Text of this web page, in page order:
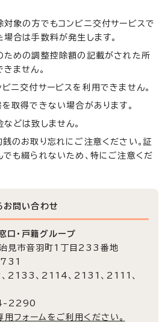
象の方でもコンビニ交付サービスで
合は手数料が発生します。
ための調整控除額の記載がされた所
ません。
ニ交付サービスを利用できません。
取得できない場合があります。
どは致しません。
のお取り忘れにご注意ください。証
も綴られないため、特にご注意くだ
お問い合わせ
口・戸籍グループ
市音羽町1丁目233番地
2133、2114、2131、2111、
2290
フォームをご利用ください。